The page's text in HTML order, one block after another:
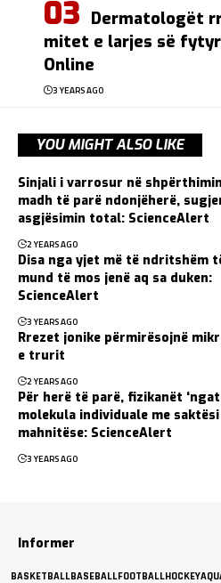
Dermatologët
mitet e larjes së
Online
3 YEARS AGO
YOU MIGHT ALSO LIKE
Sinjali i varrosur në
madh të parë ndonjëherë,
asgjësimin total: ScienceAlert
2 YEARS AGO
Disa nga yjet më të ndritshëm
mund të mos jenë aq sa duken:
ScienceAlert
3 YEARS AGO
Rrezet jonike përmirësojnë
e trurit
2 YEARS AGO
Për herë të parë, fizikanët
molekula individuale me saktësi
mahnitëse: ScienceAlert
3 YEARS AGO
Informer
BASKETBALLBASEBALLFOOTBALLHOCKEY